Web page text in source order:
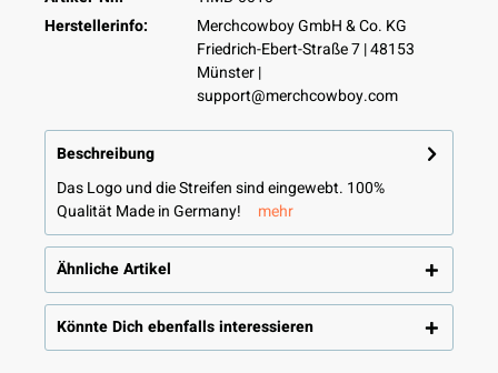
Herstellerinfo:
Merchcowboy GmbH & Co. KG
Friedrich-Ebert-Straße 7 | 48153
Münster |
support@merchcowboy.com
Beschreibung
Das Logo und die Streifen sind eingewebt. 100%
Qualität Made in Germany! mehr
Ähnliche Artikel
Könnte Dich ebenfalls interessieren